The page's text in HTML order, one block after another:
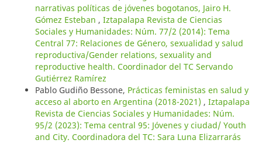
narrativas políticas de jóvenes bogotanos, Jairo H.
Gómez Esteban , Iztapalapa Revista de Ciencias
Sociales y Humanidades: Núm. 77/2 (2014): Tema
Central 77: Relaciones de Género, sexualidad y salud
reproductiva/Gender relations, sexuality and
reproductive health. Coordinador del TC Servando
Gutiérrez Ramírez
Pablo Gudiño Bessone, Prácticas feministas en salud y
acceso al aborto en Argentina (2018-2021) , Iztapalapa
Revista de Ciencias Sociales y Humanidades: Núm.
95/2 (2023): Tema central 95: Jóvenes y ciudad/ Youth
and City. Coordinadora del TC: Sara Luna Elizarrarás